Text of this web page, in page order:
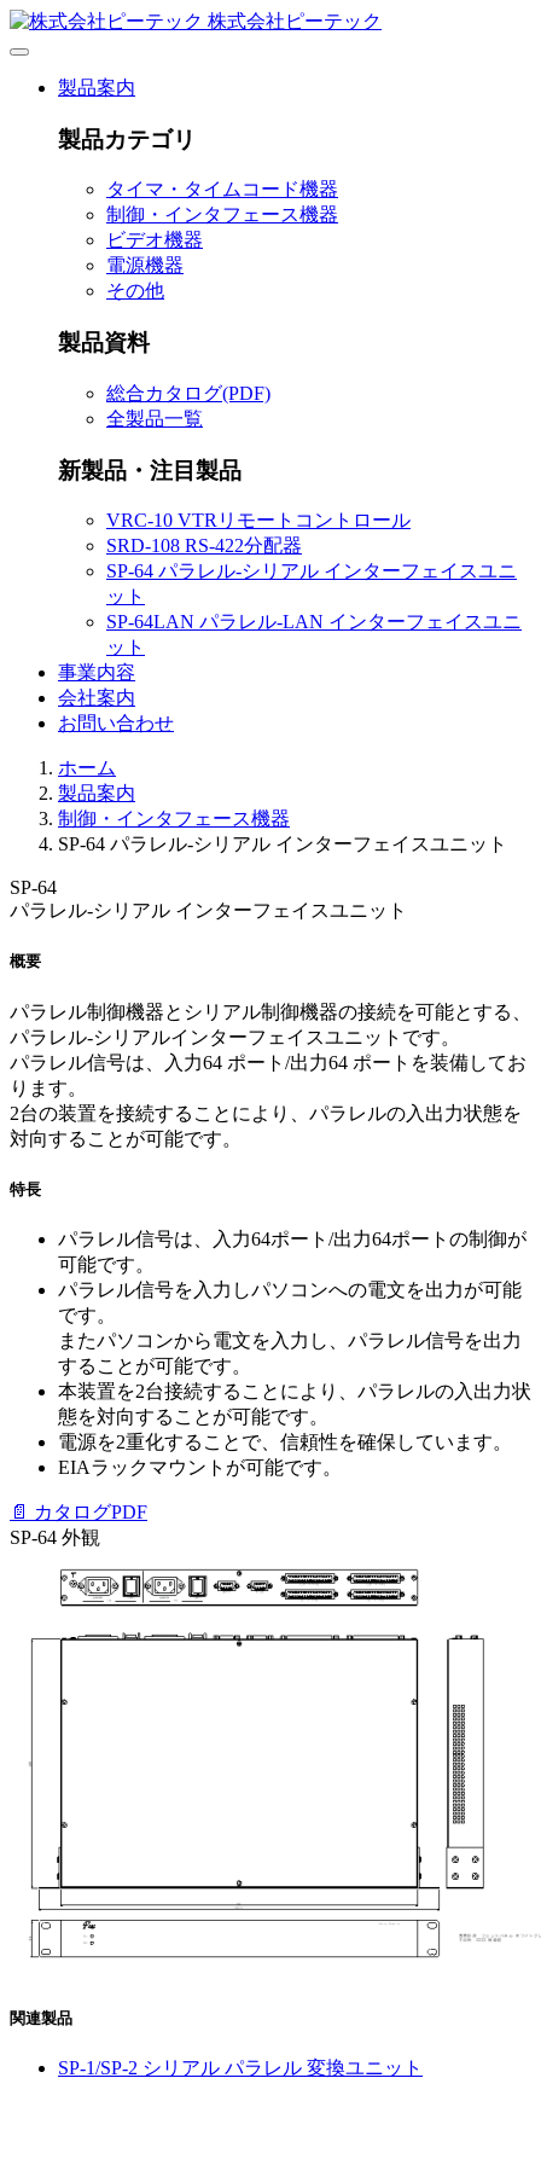
株式会社ピーテック
製品案内
製品カテゴリ
タイマ・タイムコード機器
制御・インタフェース機器
ビデオ機器
電源機器
その他
製品資料
総合カタログ(PDF)
全製品一覧
新製品・注目製品
VRC-10 VTRリモートコントロール
SRD-108 RS-422分配器
SP-64 パラレル-シリアル インターフェイスユニ
ット
SP-64LAN パラレル-LAN インターフェイスユニ
ット
事業内容
会社案内
お問い合わせ
ホーム
製品案内
制御・インタフェース機器
SP-64 パラレル-シリアル インターフェイスユニット
SP-64
パラレル-シリアル インターフェイスユニット
概要
パラレル制御機器とシリアル制御機器の接続を可能とする、
パラレル-シリアルインターフェイスユニットです。
パラレル信号は、入力64 ポート/出力64 ポートを装備してお
ります。
2台の装置を接続することにより、パラレルの入出力状態を
対向することが可能です。
特長
パラレル信号は、入力64ポート/出力64ポートの制御が
可能です。
パラレル信号を入力しパソコンへの電文を出力が可能
です。
またパソコンから電文を入力し、パラレル信号を出力
することが可能です。
本装置を2台接続することにより、パラレルの入出力状
態を対向することが可能です。
電源を2重化することで、信頼性を確保しています。
EIAラックマウントが可能です。
📄 カタログPDF
SP-64 外観
関連製品
SP-1/SP-2 シリアル パラレル 変換ユニット